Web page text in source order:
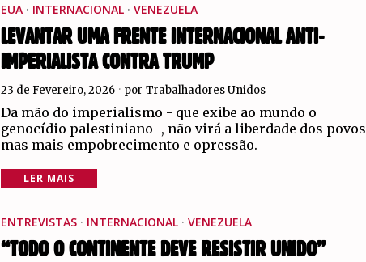
EUA · INTERNACIONAL · VENEZUELA
LEVANTAR UMA FRENTE INTERNACIONAL ANTI-
IMPERIALISTA CONTRA TRUMP
23 de Fevereiro, 2026 por Trabalhadores Unidos
Da mão do imperialismo - que exibe ao mundo o
genocídio palestiniano -, não virá a liberdade dos
mas mais empobrecimento e opressão.
LER MAIS
ENTREVISTAS · INTERNACIONAL · VENEZUELA
“TODO O CONTINENTE DEVE RESISTIR UNIDO”